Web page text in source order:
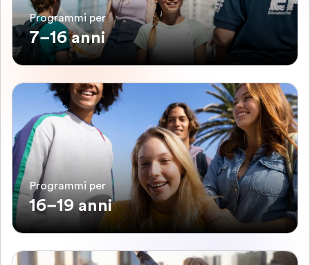
Programmi per
7–16 anni
Programmi per
16–19 anni